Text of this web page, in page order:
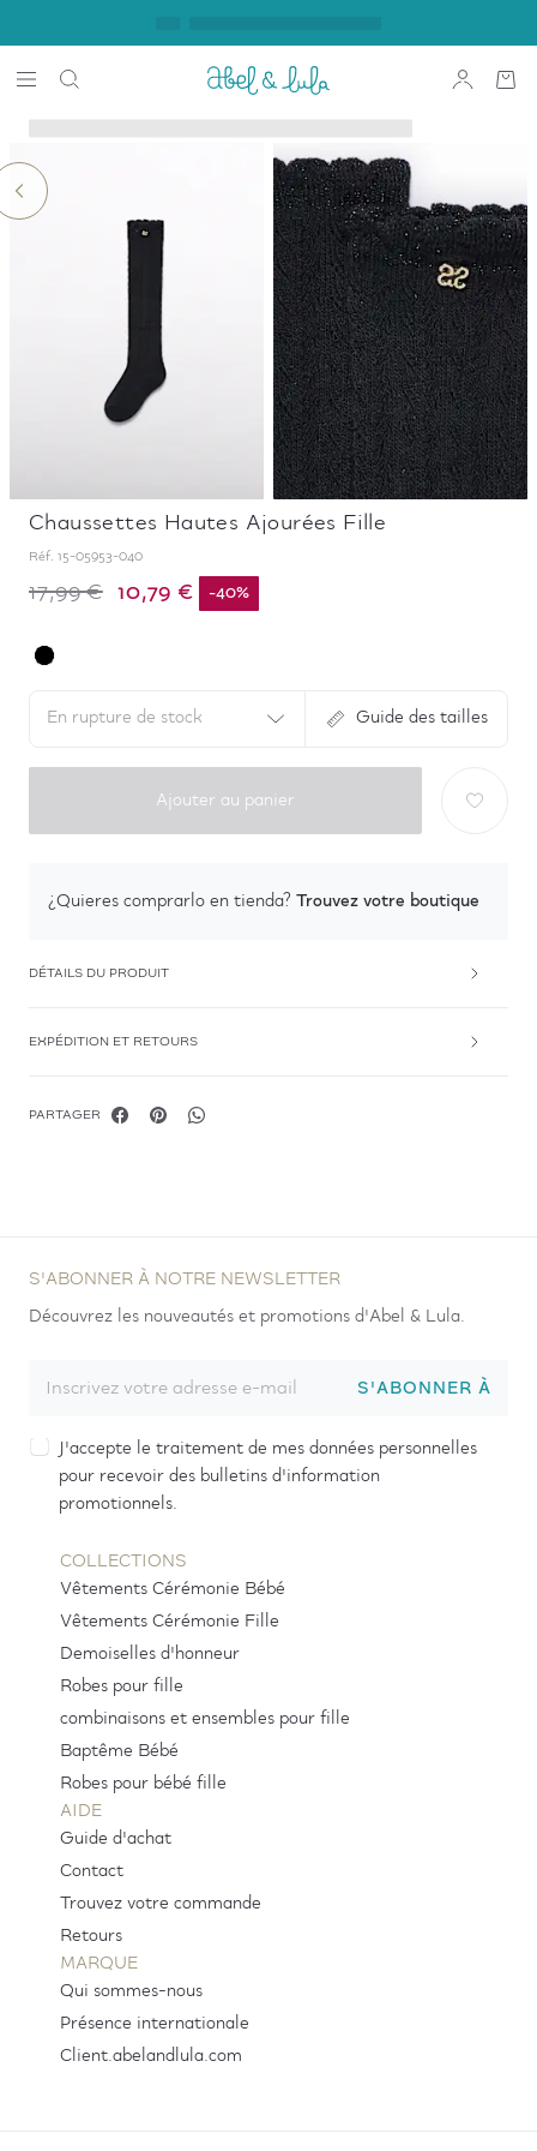
Chaussettes Hautes Ajourées Fille
Réf. 15-05953-040
17,99 € 10,79 € -40%
En rupture de stock Guide des tailles
Ajouter au panier
¿Quieres comprarlo en tienda? Trouvez votre boutique
DÉTAILS DU PRODUIT
EXPÉDITION ET RETOURS
PARTAGER
S'ABONNER À NOTRE NEWSLETTER
Découvrez les nouveautés et promotions d'Abel & Lula.
S'ABONNER À
J'accepte le traitement de mes données personnelles
pour recevoir des bulletins d'information
promotionnels.
COLLECTIONS
Vêtements Cérémonie Bébé
Vêtements Cérémonie Fille
Demoiselles d'honneur
Robes pour fille
combinaisons et ensembles pour fille
Baptême Bébé
Robes pour bébé fille
AIDE
Guide d'achat
Contact
Trouvez votre commande
Retours
MARQUE
Qui sommes-nous
Présence internationale
Client.abelandlula.com